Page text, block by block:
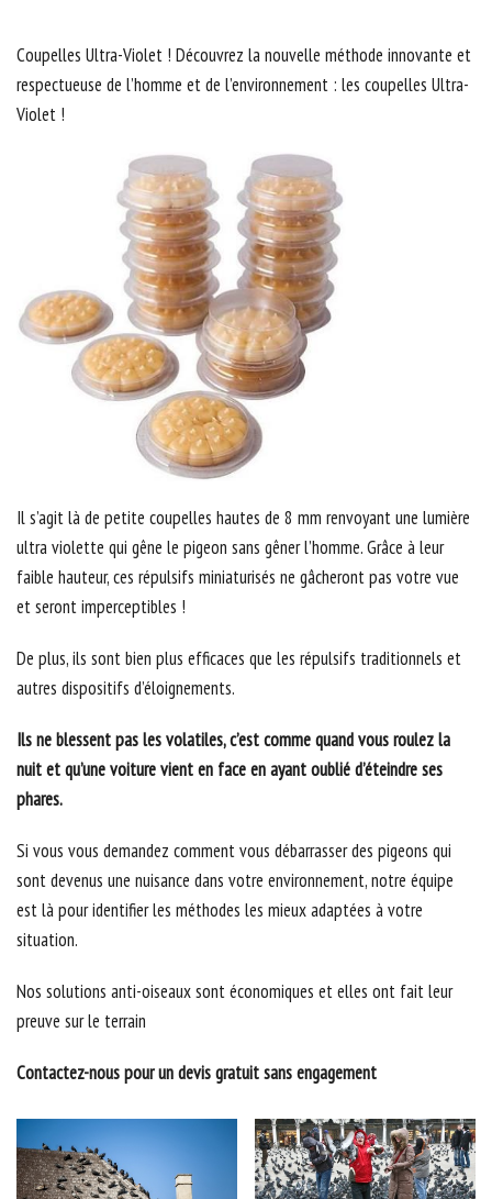
Coupelles Ultra-Violet ! Découvrez la nouvelle méthode innovante et
respectueuse de l’homme et de l’environnement : les coupelles Ultra-
Violet !
Il s’agit là de petite coupelles hautes de 8 mm renvoyant une lumière
ultra violette qui gêne le pigeon sans gêner l’homme. Grâce à leur
faible hauteur, ces répulsifs miniaturisés ne gâcheront pas votre vue
et seront imperceptibles !
De plus, ils sont bien plus efficaces que les répulsifs traditionnels et
autres dispositifs d’éloignements.
Ils ne blessent pas les volatiles, c’est comme quand vous roulez la
nuit et qu’une voiture vient en face en ayant oublié d’éteindre ses
phares.
Si vous vous demandez comment vous débarrasser des pigeons qui
sont devenus une nuisance dans votre environnement, notre équipe
est là pour identifier les méthodes les mieux adaptées à votre
situation.
Nos solutions anti-oiseaux sont économiques et elles ont fait leur
preuve sur le terrain
Contactez-nous pour un devis gratuit sans engagement